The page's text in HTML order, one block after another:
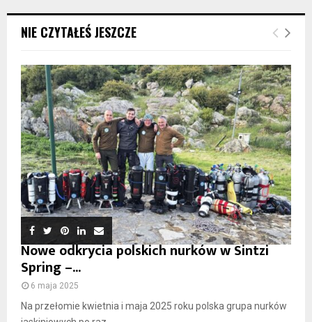
NIE CZYTAŁEŚ JESZCZE
Nowe odkrycia polskich nurków w Sintzi
Spring –...
6 maja 2025
Na przełomie kwietnia i maja 2025 roku polska grupa nurków